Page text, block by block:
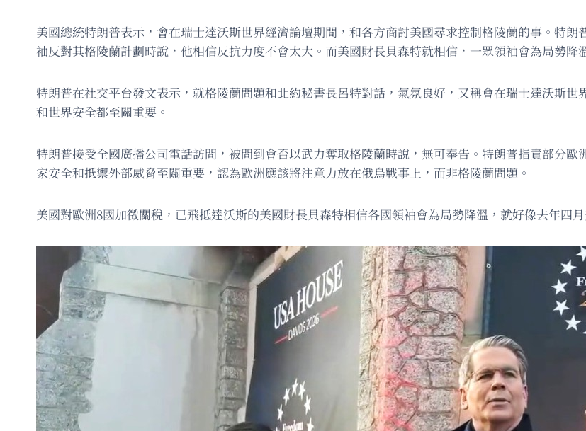
美國總統特朗普表示，會在瑞士達沃斯世界經濟論壇期間，和各方商討美國尋求控制格陵蘭的事。特
袖反對其格陵蘭計劃時說，他相信反抗力度不會太大。而美國財長貝森特就相信，一眾領袖會為局勢降
特朗普在社交平台發文表示，就格陵蘭問題和北約秘書長呂特對話，氣氛良好，又稱會在瑞士達沃斯
和世界安全都至關重要。
特朗普接受全國廣播公司電話訪問，被問到會否以武力奪取格陵蘭時說，無可奉告。特朗普指責部分
家安全和抵禦外部威脅至關重要，認為歐洲應該將注意力放在俄烏戰事上，而非格陵蘭問題。
美國對歐洲8國加徵關稅，已飛抵達沃斯的美國財長貝森特相信各國領袖會為局勢降溫，就好像去年四